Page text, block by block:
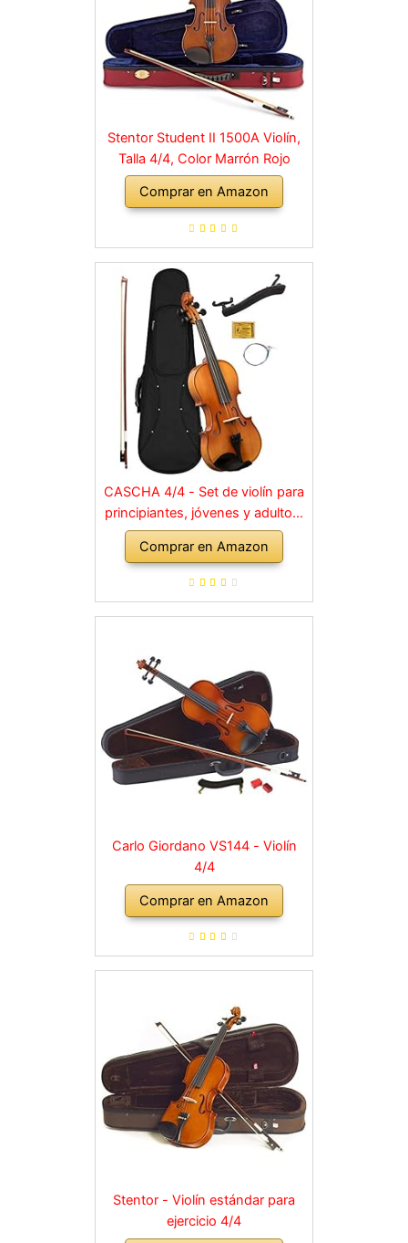
Stentor Student II 1500A Violín,
Talla 4/4, Color Marrón Rojo
Comprar en Amazon
CASCHA 4/4 - Set de violín para
principiantes, jóvenes y adultos,
violín macizo con arco, colofonia,
cuerdas de repuesto, soporte
para hombro, maletín, abeto
Comprar en Amazon
Carlo Giordano VS144 - Violín
4/4
Comprar en Amazon
Stentor - Violín estándar para
ejercicio 4/4